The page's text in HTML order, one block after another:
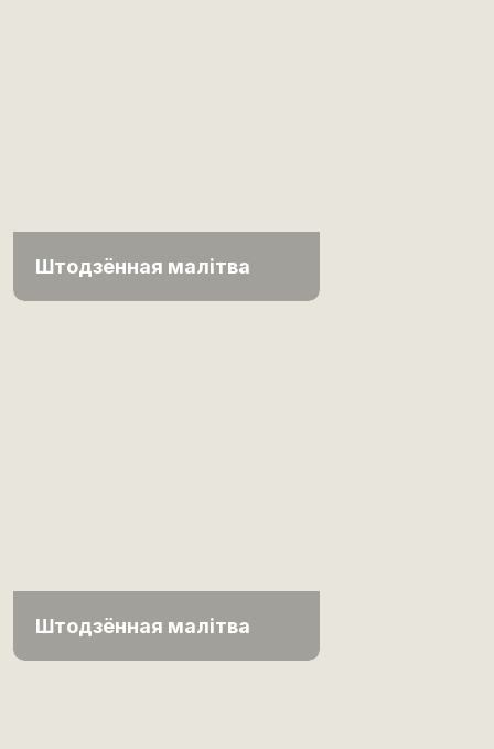
Штодзённая малітва
Штодзённая малітва